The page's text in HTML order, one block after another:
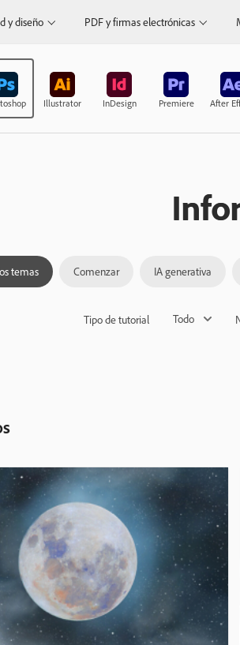
y diseño PDF y firmas electrónicas
Illustrator InDesign Premiere After
temas Comenzar IA generativa
Tipo de tutorial Todo